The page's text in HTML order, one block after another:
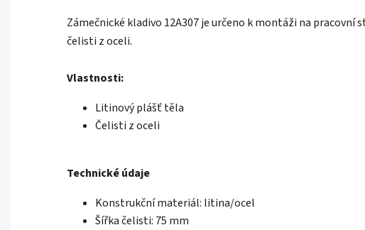
Zámečnické kladivo 12A307 je určeno k montáži na
čelisti z oceli.
Vlastnosti:
Litinový plášť těla
Čelisti z oceli
Technické údaje
Konstrukční materiál: litina/ocel
Šířka čelisti: 75 mm